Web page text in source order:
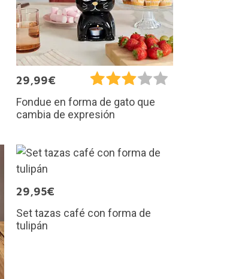
29,99€
Fondue en forma de gato que
cambia de expresión
29,95€
Set tazas café con forma de
tulipán